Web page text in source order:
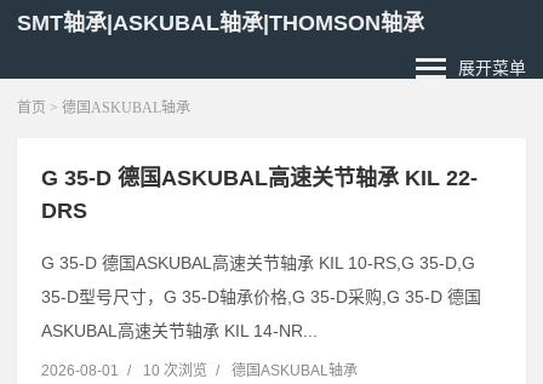
SMT轴承|ASKUBAL轴承|THOMSON轴承
展开菜单
首页 > 德国ASKUBAL轴承
G 35-D 德国ASKUBAL高速关节轴承 KIL 22-
DRS
G 35-D 德国ASKUBAL高速关节轴承 KIL 10-RS,G 35-D,G
35-D型号尺寸，G 35-D轴承价格,G 35-D采购,G 35-D 德国
ASKUBAL高速关节轴承 KIL 14-NR...
2026-08-01 / 10 次浏览 / 德国ASKUBAL轴承